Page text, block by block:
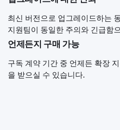
최신 버전으로 업그레이드하는
지원팀이 동일한 주의와 긴급함
언제든지 구매 가능
구독 계약 기간 중 언제든 확장
을 받으실 수 있습니다.